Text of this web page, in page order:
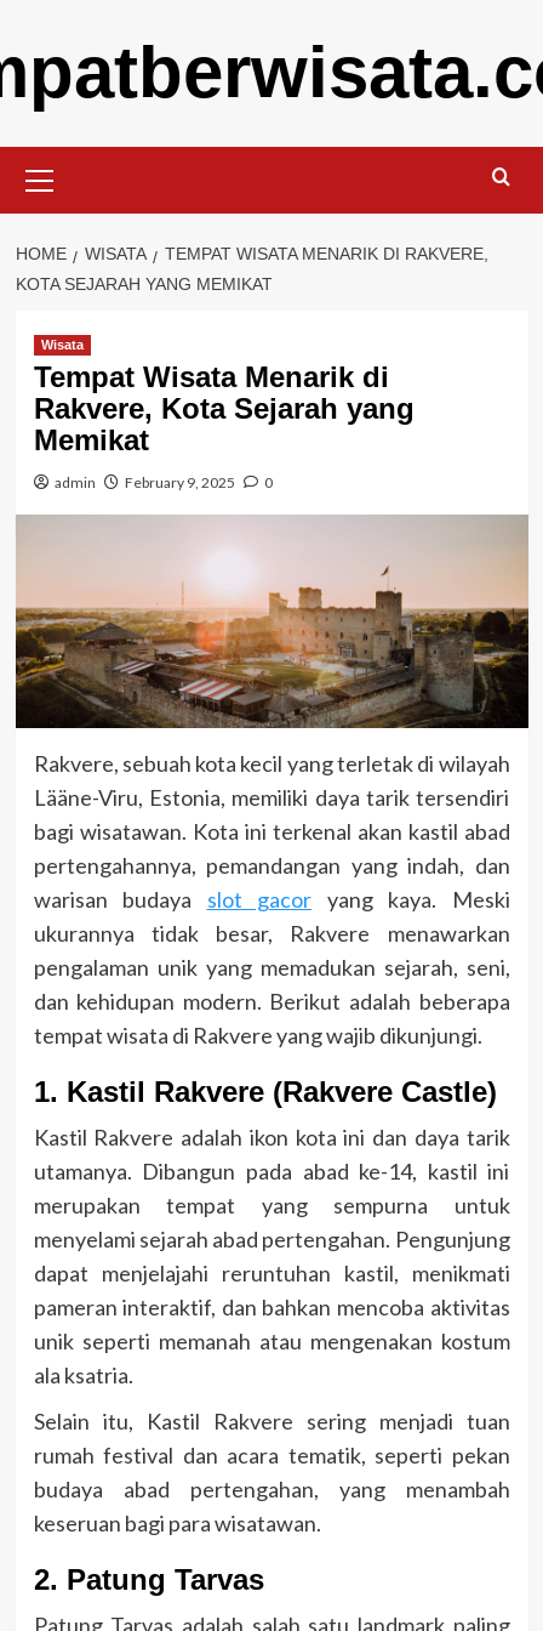
content
Menu
HOME WISATA
TEMPAT WISATA MENARIK DI RAKVERE,
KOTA SEJARAH YANG MEMIKAT
Wisata
Tempat Wisata Menarik di
Rakvere, Kota Sejarah yang
Memikat
admin February 9, 2025 0
Rakvere, sebuah kota kecil yang terletak di wilayah
Lääne-Viru, Estonia, memiliki daya tarik tersendiri
bagi wisatawan. Kota ini terkenal akan kastil abad
pertengahannya, pemandangan yang indah, dan
warisan budaya slot gacor yang kaya. Meski
ukurannya tidak besar, Rakvere menawarkan
pengalaman unik yang memadukan sejarah, seni,
dan kehidupan modern. Berikut adalah beberapa
tempat wisata di Rakvere yang wajib dikunjungi.
1. Kastil Rakvere (Rakvere Castle)
Kastil Rakvere adalah ikon kota ini dan daya tarik
utamanya. Dibangun pada abad ke-14, kastil ini
merupakan tempat yang sempurna untuk
menyelami sejarah abad pertengahan. Pengunjung
dapat menjelajahi reruntuhan kastil, menikmati
pameran interaktif, dan bahkan mencoba aktivitas
unik seperti memanah atau mengenakan kostum
ala ksatria.
Selain itu, Kastil Rakvere sering menjadi tuan
rumah festival dan acara tematik, seperti pekan
budaya abad pertengahan, yang menambah
keseruan bagi para wisatawan.
2. Patung Tarvas
Patung Tarvas adalah salah satu landmark paling